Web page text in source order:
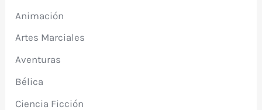
Animación
Artes Marciales
Aventuras
Bélica
Ciencia Ficción